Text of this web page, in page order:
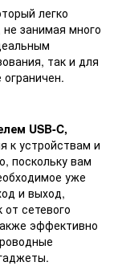
легко
занимая много
так и для
USB-C,
к устройствам и
поскольку вам
уже
и выход,
сетевого
эффективно